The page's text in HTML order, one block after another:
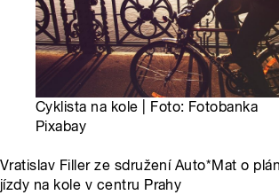
Cyklista na kole | Foto: Fotobanka
Pixabay
Vratislav Filler ze sdružení Auto*Mat o
jízdy na kole v centru Prahy